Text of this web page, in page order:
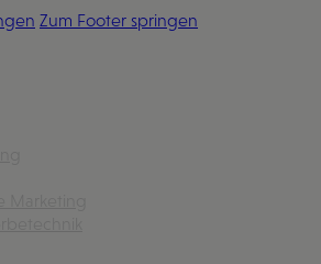
Zum Footer springen